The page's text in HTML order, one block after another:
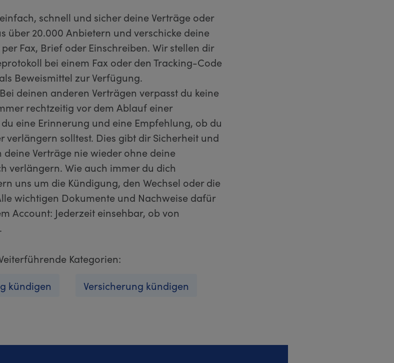
schnell und sicher deine Verträge oder
über 20.000 Anbietern und verschicke deine
Fax, Brief oder Einschreiben. Wir stellen dir
bei einem Fax oder den Tracking-Code
Beweismittel zur Verfügung.
deinen anderen Verträgen verpasst du keine
rechtzeitig vor dem Ablauf einer
eine Erinnerung und eine Empfehlung, ob du
verlängern solltest. Dies gibt dir Sicherheit und
deine Verträge nie wieder ohne deine
verlängern. Wie auch immer du dich
uns um die Kündigung, den Wechsel oder die
wichtigen Dokumente und Nachweise dafür
Account: Jederzeit einsehbar, ob von
Kategorien:
kündigen
Versicherung kündigen